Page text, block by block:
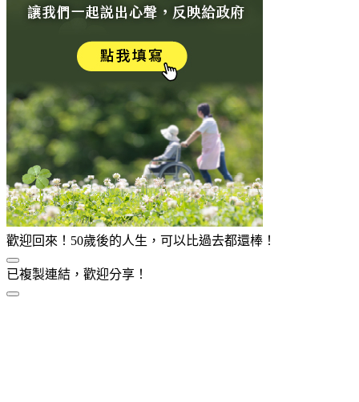
歡迎回來！50歲後的人生，可以比過去都還棒！
已複製連結，歡迎分享！